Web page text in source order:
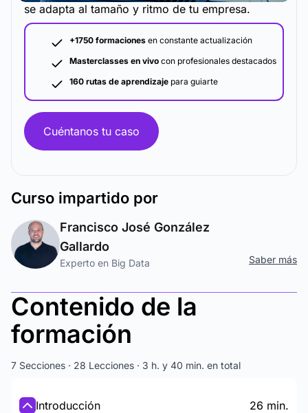
se adapta al tamaño y ritmo de tu empresa.
+1750 formaciones en constante actualización
Masterclasses en vivo con profesionales destacados
160 rutas de aprendizaje para guiarte
Cuéntanos tu caso
Curso impartido por
Francisco José González
Gallardo
Experto en Big Data Saber más
Contenido de la
formación
7 Secciones · 28 Lecciones · 3 h. y 40 min. en total
Introducción 26 min.